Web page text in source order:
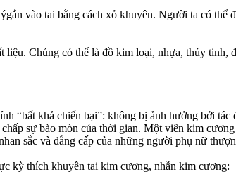
vào tai bằng cách xỏ khuyên. Người ta có thể
Chúng có thể là đồ kim loại, nhựa, thủy
“bất khả chiến bại”: không bị ảnh hưởng bởi
sự bào mòn của thời gian. Một viên kim cương
sắc và đẳng cấp của những người phụ nữ
kỳ thích khuyên tai kim cương, nhẫn kim cương: